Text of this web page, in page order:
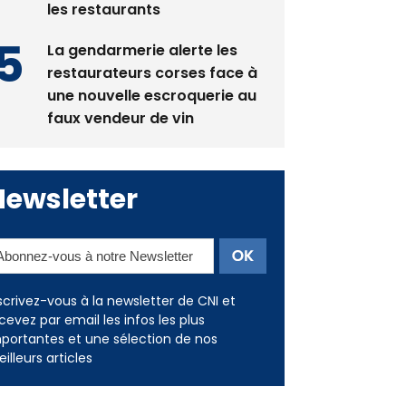
La gendarmerie alerte les
une nouvelle escroquerie au
faux vendeur de vin
vous à la newsletter de CNI et
par email les infos les plus
et une sélection de nos